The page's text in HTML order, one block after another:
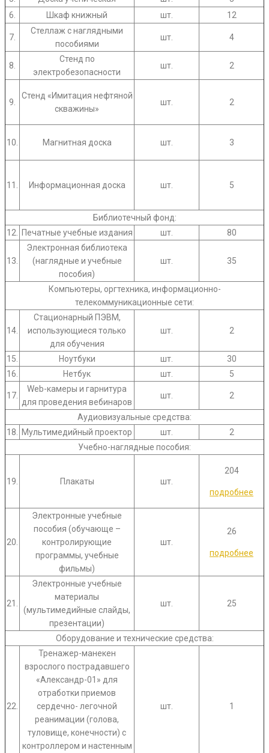
6.
Шкаф книжный шт. 12
7.
Стеллаж с наглядными
пособиями
шт. 4
8.
Стенд по
электробезопасности
шт. 2
9.
Стенд «Имитация нефтяной
скважины»
шт. 2
10. Магнитная доска шт. 3
11. Информационная доска шт. 5
Библиотечный фонд:
12.
Печатные учебные издания шт. 80
13.
Электронная библиотека
(наглядные и учебные
пособия)
шт. 35
Компьютеры, оргтехника, информационно-
телекоммуникационные сети:
14.
Стационарный ПЭВМ,
использующиеся только
для обучения
шт. 2
15. Ноутбуки шт.
30
16.
Нетбук шт. 5
17.
Web-камеры и гарнитура
для проведения вебинаров
шт. 2
Аудиовизуальные средства:
18.
Мультимедийный проектор шт.
2
Учебно-наглядные пособия:
19. Плакаты шт.
204
подробнее
20.
Электронные учебные
пособия (обучающе –
контролирующие
программы, учебные
фильмы)
шт.
26
подробнее
21.
Электронные учебные
материалы
(мультимедийные слайды,
презентации)
шт. 25
Оборудование и технические средства:
22.
Тренажер-манекен
взрослого пострадавшего
«Александр-01» для
отработки приемов
сердечно- легочной
реанимации (голова,
туловище, конечности) с
контроллером и настенным
шт. 1